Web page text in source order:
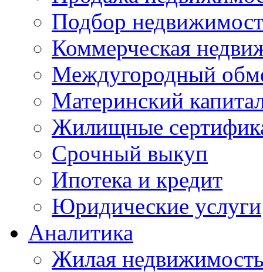
Подбор
Коммерческая
Междугородный
Материнский
Жилищные
Срочный выкуп
Ипотека и кредит
Юридические услуги
Аналитика
Жилая